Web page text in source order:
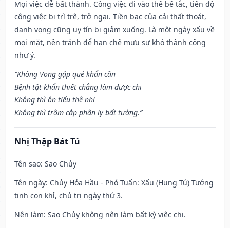
Mọi việc dễ bất thành. Công việc đi vào thế bế tắc, tiến độ
công việc bị trì trệ, trở ngại. Tiền bạc của cải thất thoát,
danh vọng cũng uy tín bị giảm xuống. Là một ngày xấu về
mọi mặt, nên tránh để hạn chế mưu sự khó thành công
như ý.
“Không Vong gặp quẻ khẩn cần
Bệnh tật khẩn thiết chẳng làm được chi
Không thì ôn tiểu thê nhi
Không thì trộm cắp phân ly bất tường.”
Nhị Thập Bát Tú
Tên sao: Sao Chủy
Tên ngày: Chủy Hỏa Hầu - Phó Tuấn: Xấu (Hung Tú) Tướng
tinh con khỉ, chủ trị ngày thứ 3.
Nên làm: Sao Chủy không nên làm bất kỳ việc chi.